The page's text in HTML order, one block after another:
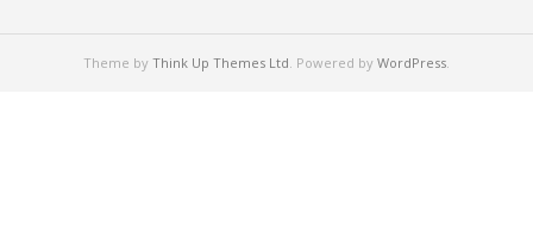
Theme by Think Up Themes Ltd. Powered by WordPress.